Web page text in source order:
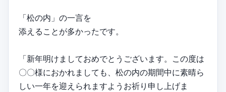
「松の内」の一言を
添えることが多かったです。
「新年明けましておめでとうございます。この度は
〇〇様におかれましても、松の内の期間中に素晴ら
しい一年を迎えられますようお祈り申し上げま